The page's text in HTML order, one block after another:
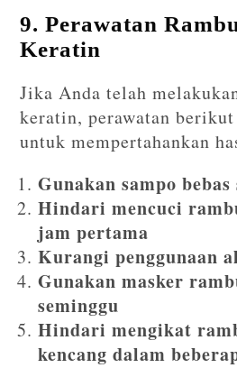
9. Perawatan
Keratin
Jika Anda telah
keratin, perawatan
untuk mempertahankan
Gunakan sampo
Hindari mencuci
jam pertama
Kurangi penggunaan
Gunakan masker
seminggu
Hindari mengikat
kencang dalam